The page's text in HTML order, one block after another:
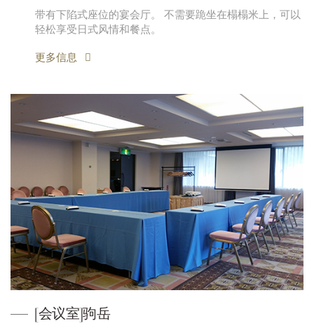
带有下陷式座位的宴会厅。 不需要跪坐在榻榻米上，可以
轻松享受日式风情和餐点。
更多信息
[会议室]驹岳